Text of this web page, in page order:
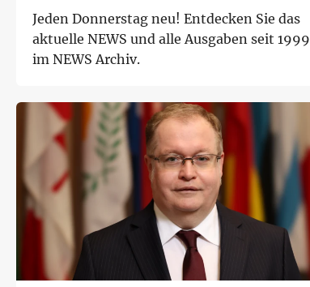
Jeden Donnerstag neu! Entdecken Sie das
aktuelle NEWS und alle Ausgaben seit 1999
im NEWS Archiv.